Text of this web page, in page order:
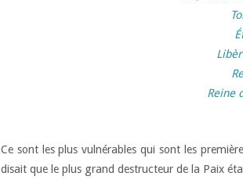
Reine
Ce sont les plus vulnérables qui sont les
disait que le plus grand destructeur de la Paix